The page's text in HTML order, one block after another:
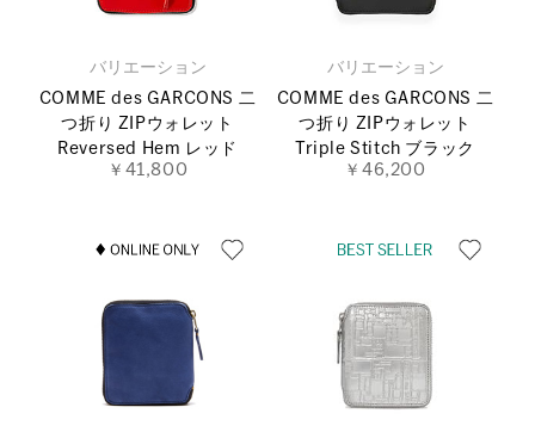
バリエーション
COMME des GARCONS 二
つ折り ZIPウォレット
Reversed Hem レッド
￥41,800
バリエーション
COMME des GARCONS 二
つ折り ZIPウォレット
Triple Stitch ブラック
￥46,200